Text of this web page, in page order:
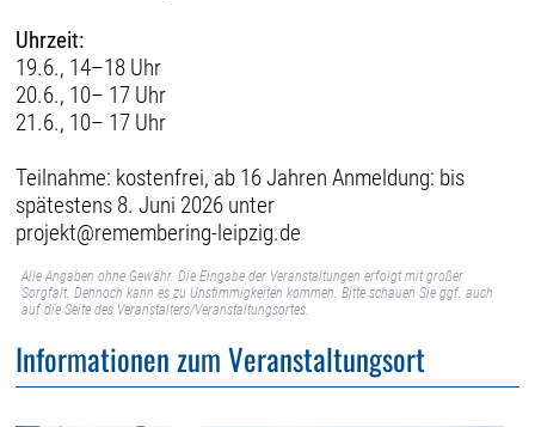
Uhrzeit:
19.6., 14–18 Uhr
20.6., 10– 17 Uhr
21.6., 10– 17 Uhr
Teilnahme: kostenfrei, ab 16 Jahren Anmeldung: bis
spätestens 8. Juni 2026 unter
projekt@remembering-leipzig.de
Alle Angaben ohne Gewähr. Die Eingabe der Veranstaltungen erfolgt mit großer
Sorgfalt. Dennoch kann es zu Unstimmigkeiten kommen. Bitte schauen Sie ggf. auch
auf die Seite des Veranstalters/Veranstaltungsortes.
Informationen zum Veranstaltungsort